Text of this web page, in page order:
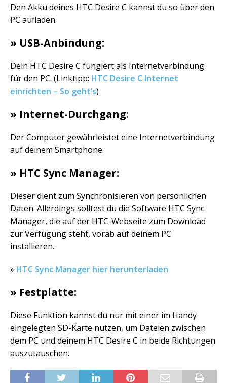
Den Akku deines HTC Desire C kannst du so über den
PC aufladen.
» USB-Anbindung:
Dein HTC Desire C fungiert als Internetverbindung
für den PC. (Linktipp: HTC Desire C Internet
einrichten – So geht’s)
» Internet-Durchgang:
Der Computer gewährleistet eine Internetverbindung
auf deinem Smartphone.
» HTC Sync Manager:
Dieser dient zum Synchronisieren von persönlichen
Daten. Allerdings solltest du die Software HTC Sync
Manager, die auf der HTC-Webseite zum Download
zur Verfügung steht, vorab auf deinem PC
installieren.
» HTC Sync Manager hier herunterladen
» Festplatte:
Diese Funktion kannst du nur mit einer im Handy
eingelegten SD-Karte nutzen, um Dateien zwischen
dem PC und deinem HTC Desire C in beide Richtungen
auszutauschen.